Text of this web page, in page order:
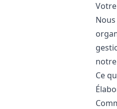
Ce